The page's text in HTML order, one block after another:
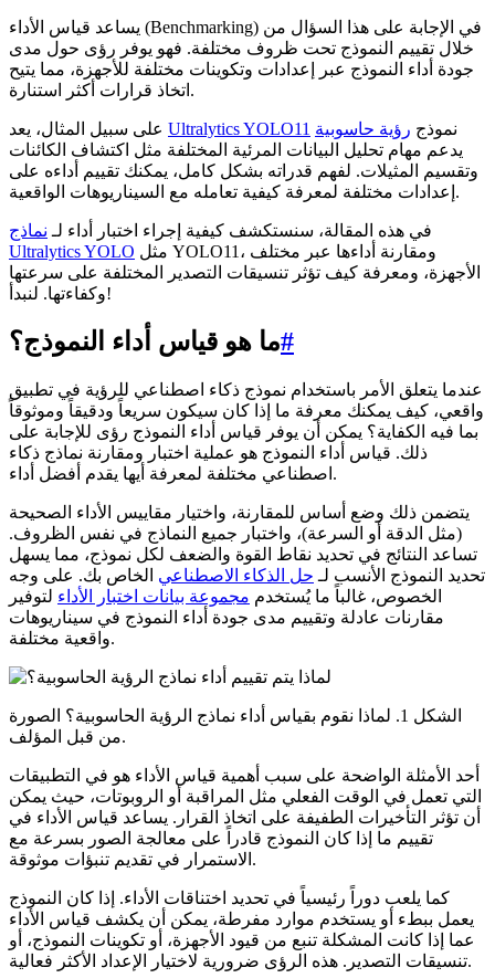
يساعد قياس الأداء (Benchmarking) في الإجابة على هذا السؤال من
خلال تقييم النموذج تحت ظروف مختلفة. فهو يوفر رؤى حول مدى
جودة أداء النموذج عبر إعدادات وتكوينات مختلفة للأجهزة، مما يتيح
اتخاذ قرارات أكثر استنارة.
Ultralytics YOLO11 نموذج رؤية حاسوبية
يدعم مهام تحليل البيانات المرئية المختلفة مثل اكتشاف الكائنات
وتقسيم المثيلات. لفهم قدراته بشكل كامل، يمكنك تقييم أداءه على
إعدادات مختلفة لمعرفة كيفية تعامله مع السيناريوهات الواقعية.
في هذه المقالة، سنستكشف كيفية إجراء اختبار أداء لـ نماذج
Ultralytics YOLO
الأجهزة، ومعرفة كيف تؤثر تنسيقات التصدير المختلفة على سرعتها
وكفاءتها. لنبدأ!
ما هو قياس أداء النموذج؟#
عندما يتعلق الأمر باستخدام نموذج ذكاء اصطناعي للرؤية في تطبيق
واقعي، كيف يمكنك معرفة ما إذا كان سيكون سريعاً ودقيقاً وموثوقاً
بما فيه الكفاية؟ يمكن أن يوفر قياس أداء النموذج رؤى للإجابة على
ذلك. قياس أداء النموذج هو عملية اختبار ومقارنة نماذج ذكاء
اصطناعي مختلفة لمعرفة أيها يقدم أفضل أداء.
يتضمن ذلك وضع أساس للمقارنة، واختيار مقاييس الأداء الصحيحة
(مثل الدقة أو السرعة)، واختبار جميع النماذج في نفس الظروف.
تساعد النتائج في تحديد نقاط القوة والضعف لكل نموذج، مما يسهل
تحديد النموذج الأنسب لـ حل الذكاء الاصطناعي الخاص بك. على وجه
الخصوص، غالباً ما يُستخدم مجموعة بيانات اختبار الأداء لتوفير
مقارنات عادلة وتقييم مدى جودة أداء النموذج في سيناريوهات
واقعية مختلفة.
الشكل 1. لماذا نقوم بقياس أداء نماذج الرؤية الحاسوبية؟ الصورة
من قبل المؤلف.
أحد الأمثلة الواضحة على سبب أهمية قياس الأداء هو في التطبيقات
التي تعمل في الوقت الفعلي مثل المراقبة أو الروبوتات، حيث يمكن
أن تؤثر التأخيرات الطفيفة على اتخاذ القرار. يساعد قياس الأداء في
تقييم ما إذا كان النموذج قادراً على معالجة الصور بسرعة مع
الاستمرار في تقديم تنبؤات موثوقة.
كما يلعب دوراً رئيسياً في تحديد اختناقات الأداء. إذا كان النموذج
يعمل ببطء أو يستخدم موارد مفرطة، يمكن أن يكشف قياس الأداء
عما إذا كانت المشكلة تنبع من قيود الأجهزة، أو تكوينات النموذج، أو
تنسيقات التصدير. هذه الرؤى ضرورية لاختيار الإعداد الأكثر فعالية.